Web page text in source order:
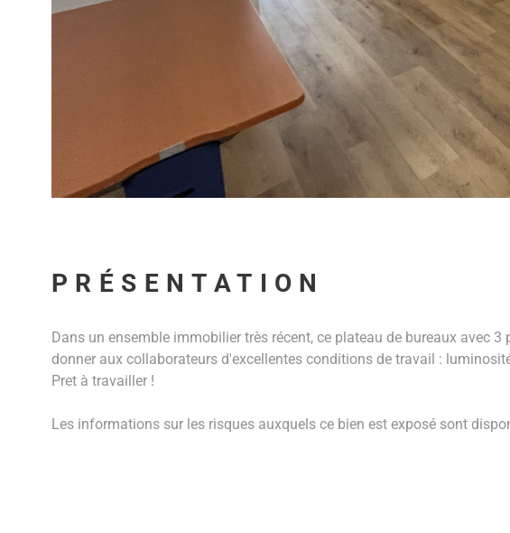
PRÉSENTATION
Dans un ensemble immobilier très récent, ce plateau de bureaux avec
donner aux collaborateurs d'excellentes conditions de travail :
Pret à travailler !
Les informations sur les risques auxquels ce bien est exposé sont